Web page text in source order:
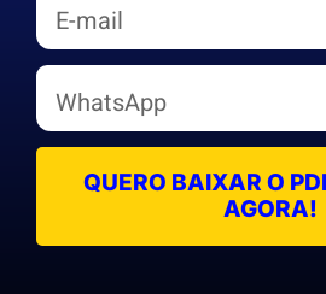
QUERO BAIXAR O
AGORA!